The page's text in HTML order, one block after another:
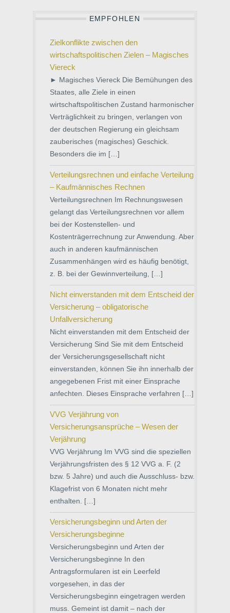
EMPFOHLEN
Zielkonflikte zwischen den
wirtschaftspolitischen Zielen – Magisches
Viereck
► Magisches Viereck Die Bemühungen des
Staates, alle Ziele in einen
wirtschaftspolitischen Zustand harmonischer
Verträglichkeit zu bringen, verlangen von
der deutschen Regierung ein gleichsam
zauberisches (magisches) Geschick.
Besonders die im […]
Verteilungsrechnen und einfache Verteilung
– Kaufmännisches Rechnen
Verteilungsrechnen Im Rechnungswesen
gelangt das Verteilungsrechnen vor allem
bei der Kostenstellen- und
Kostenträgerrechnung zur Anwendung. Aber
auch in anderen kaufmännischen
Zusammenhängen wird es häufig benötigt,
z. B. bei der Gewinnverteilung, […]
Nicht einverstanden mit dem Entscheid der
Versicherung – obligatorische
Unfallversicherung
Nicht einverstanden mit dem Entscheid der
Versicherung Sind Sie mit dem Entscheid
der Versicherungsgesellschaft nicht
einverstanden, können Sie ihn innerhalb der
angegebenen Frist mit einer Einsprache
anfechten. Dieses Einsprache verfahren […]
VVG Verjährung von
Versicherungsansprüche – Wesen der
Verjährung
VVG Verjährung Im VVG sind die speziellen
Verjährungsfristen des § 12 VVG a. F. (2
bzw. 5 Jahre) und auch die Ausschluss- bzw.
Klagefrist von 6 Monaten nicht mehr
enthalten. […]
Versicherungsbeginn und Arten der
Versicherungsbeginne
Versicherungsbeginn und Arten der
Versicherungsbeginne In den
Antragsformularen ist ein Leerfeld
vorgesehen, in das der
Versicherungsbeginn eingetragen werden
muss. Gemeint ist damit – nach der